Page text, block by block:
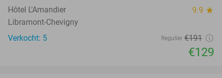
Hôtel L'Amandier 9.9 star
Libramont-Chevigny
Verkocht: 5
Regulier €191
€129